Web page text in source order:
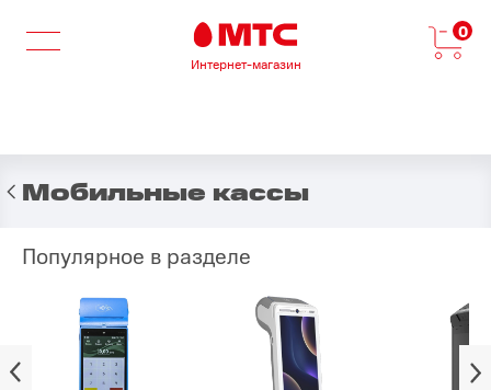
Интернет-магазин
0
Мобильные кассы
Популярное в разделе